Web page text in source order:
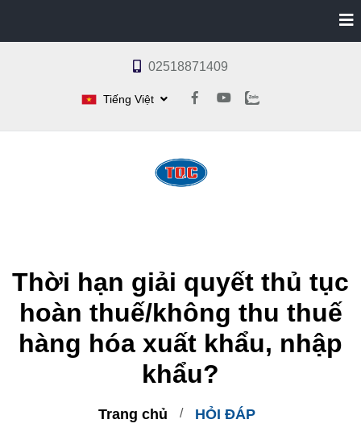
Thời hạn giải quyết thủ tục
hoàn thuế/không thu thuế
hàng hóa xuất khẩu, nhập
khẩu?
Trang chủ HỎI ĐÁP
02518871409
Tiếng Việt